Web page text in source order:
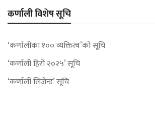
कर्णाली विशेष सूचि
‘कर्णालीका १०० व्यक्तित्व’को सूचि
‘कर्णाली हिरो २०२५’ सूचि
‘कर्णाली लिजेन्ड’ सूचि